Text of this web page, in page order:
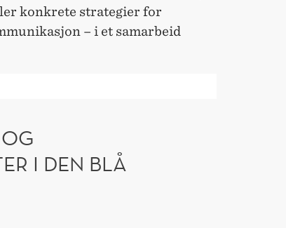
konkrete strategier for
– i et samarbeid
I DEN BLÅ